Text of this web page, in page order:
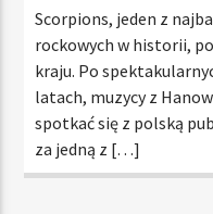
Scorpions, jeden z
rockowych w historii,
kraju. Po
latach, muzycy z
spotkać się z polską
za jedną z […]